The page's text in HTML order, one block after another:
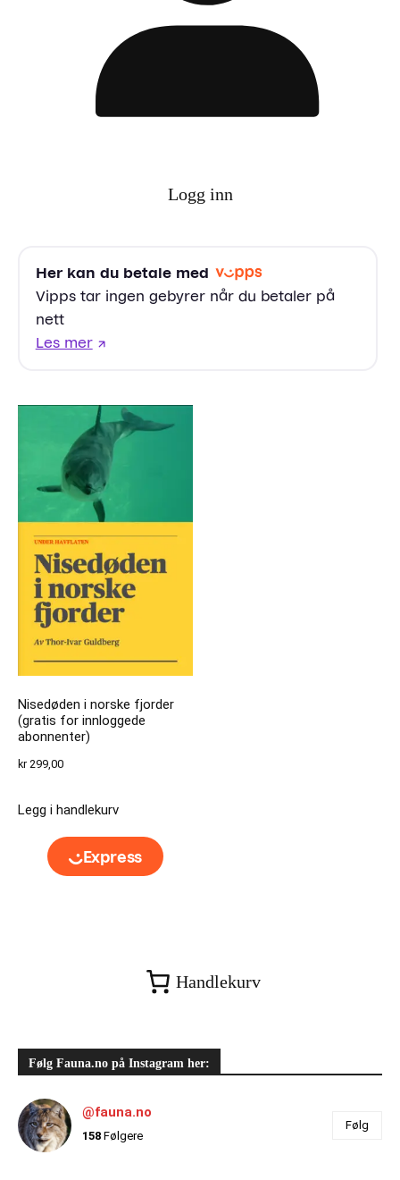
Logg inn
Nisedøden i norske fjorder
(gratis for innloggede
abonnenter)
kr299,00
Legg i handlekurv
Handlekurv
Følg Fauna.no på Instagram her:
@fauna.no
158 Følgere
Følg